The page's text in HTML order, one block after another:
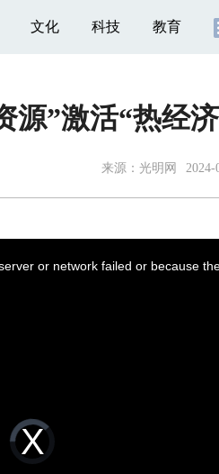
文化 科技 教育
源”激活“热经
来源： 光明网 2024-
Video
Player
loading.
or network failed or because